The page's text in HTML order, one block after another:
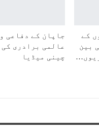
کے
بین
جاپان کے دفاعی
عالمی برادری
چینی میڈیا